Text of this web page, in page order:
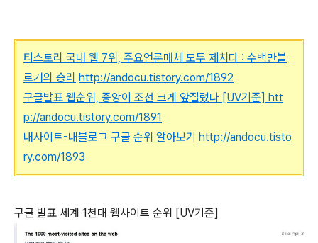
티스토리 국내 웹 7위, 주요언론매체 모두 제치다 : 수백만블
로거의 승리 http://andocu.tistory.com/1892
구글발표 웹순위, 중앙이 조선 크게 앞질렀다 [UV기준] htt
p://andocu.tistory.com/1891
내사이트-내블로그 구글 순위 알아보기 http://andocu.tisto
ry.com/1893
구글 발표 세계 1천대 웹사이트 순위 [UV기준]